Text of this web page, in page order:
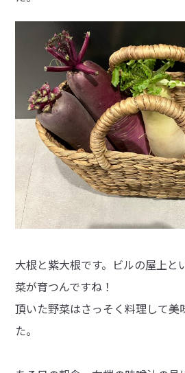
大根と紫大根です。ビルの屋上と
菜が育つんですね！
頂いた野菜はさっそく料理して美
た。